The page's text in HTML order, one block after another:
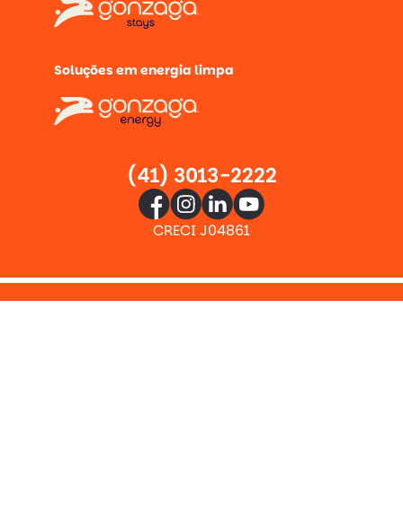
Soluções em energia limpa
(41) 3013-2222
CRECI J04861